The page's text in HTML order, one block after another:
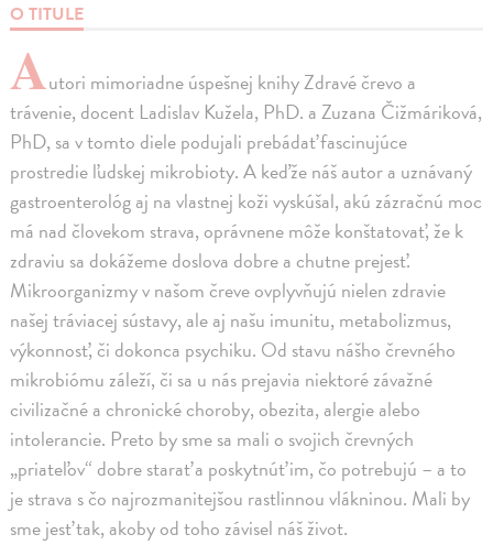
O TITULE
Autori mimoriadne úspešnej knihy Zdravé črevo a
trávenie, docent Ladislav Kužela, PhD. a Zuzana Čižmáriková,
PhD, sa v tomto diele podujali prebádať fascinujúce
prostredie ľudskej mikrobioty. A keďže náš autor a uznávaný
gastroenterológ aj na vlastnej koži vyskúšal, akú zázračnú moc
má nad človekom strava, oprávnene môže konštatovať, že k
zdraviu sa dokážeme doslova dobre a chutne prejesť.
Mikroorganizmy v našom čreve ovplyvňujú nielen zdravie
našej tráviacej sústavy, ale aj našu imunitu, metabolizmus,
výkonnosť, či dokonca psychiku. Od stavu nášho črevného
mikrobiómu záleží, či sa u nás prejavia niektoré závažné
civilizačné a chronické choroby, obezita, alergie alebo
intolerancie. Preto by sme sa mali o svojich črevných
„priateľov“ dobre starať a poskytnúť im, čo potrebujú – a to
je strava s čo najrozmanitejšou rastlinnou vlákninou. Mali by
sme jesť tak, akoby od toho závisel náš život.